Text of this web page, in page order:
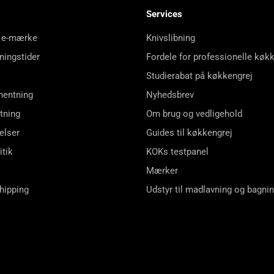
e-mærke
Services
Knivslibning
Fordele for professionelle
Studierabat på køkkengrej
Nyhedsbrev
Om brug og vedligehold
Guides til køkkengrej
KOKs testpanel
Mærker
Udstyr til madlavning og